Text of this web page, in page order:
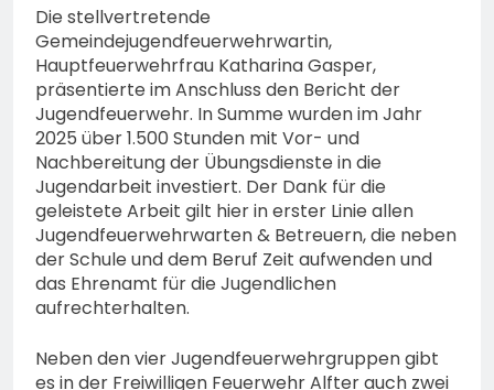
Die stellvertretende
Gemeindejugendfeuerwehrwartin,
Hauptfeuerwehrfrau Katharina Gasper,
präsentierte im Anschluss den Bericht der
Jugendfeuerwehr. In Summe wurden im Jahr
2025 über 1.500 Stunden mit Vor- und
Nachbereitung der Übungsdienste in die
Jugendarbeit investiert. Der Dank für die
geleistete Arbeit gilt hier in erster Linie allen
Jugendfeuerwehrwarten & Betreuern, die neben
der Schule und dem Beruf Zeit aufwenden und
das Ehrenamt für die Jugendlichen
aufrechterhalten.
Neben den vier Jugendfeuerwehrgruppen gibt
es in der Freiwilligen Feuerwehr Alfter auch zwei